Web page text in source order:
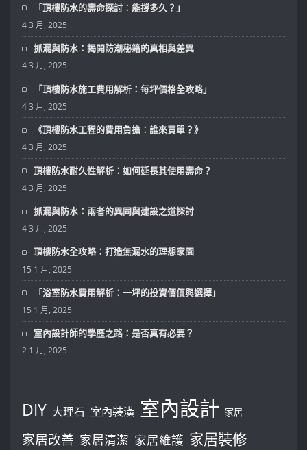
「頂樓防水的壽命探討：能撐多久？」
4 3 月, 2025
抓漏與防水：揭開防潮秘籍的真相與差異
4 3 月, 2025
「頂樓防水施工費用解析：每坪價格全攻略」
4 3 月, 2025
《頂樓防水工程的費用負擔：誰來買單？》
4 3 月, 2025
頂樓防水耐久性解析：如何延長其使用壽命？
4 3 月, 2025
抓漏與防水：兩者的異同與建設之道探討
4 3 月, 2025
頂樓防水全攻略：打造無漏水的理想家園
15 1 月, 2025
「浴室防水費用解析：一坪的投資價值與選擇」
15 1 月, 2025
室內設計師的學歷之路：是否真有必要？
2 1 月, 2025
DIY 大理石 室內裝潢 室內設計 家居
家居改善 家居清潔 家居維護 家居裝修